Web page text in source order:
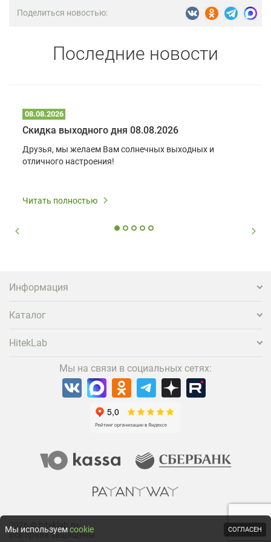
Поделиться новостью:
Последние новости
08.08.2026
Скидка выходного дня 08.08.2026
Друзья, мы желаем Вам солнечных выходных и
отличного настроения!
Читать полностью
Информация
Каталог
HitekLab
Мы на связи в социальных сетях:
2026 © hiteklab.ru
Все права защищены.
Мы используемcookie СОГЛАСЕН